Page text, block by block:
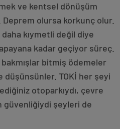
ve kentsel dönüşüm
Deprem olursa korkunç olur.
daha kıymetli değil diye
kadar geçiyor süreç.
bitmiş ödemeler
düşünsünler. TOKİ her şeyi
otoparkıydı, çevre
güvenliğiydi şeyleri de